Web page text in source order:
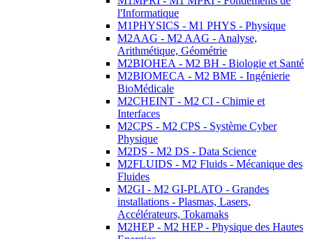
l'Informatique
M1PHYSICS - M1 PHYS - Physique
M2AAG - M2 AAG - Analyse,
Arithmétique, Géométrie
M2BIOHEA - M2 BH - Biologie et Santé
M2BIOMECA - M2 BME - Ingénierie
BioMédicale
M2CHEINT - M2 CI - Chimie et
Interfaces
M2CPS - M2 CPS - Système Cyber
Physique
M2DS - M2 DS - Data Science
M2FLUIDS - M2 Fluids - Mécanique des
Fluides
M2GI - M2 GI-PLATO - Grandes
installations - Plasmas, Lasers,
Accélérateurs, Tokamaks
M2HEP - M2 HEP - Physique des Hautes